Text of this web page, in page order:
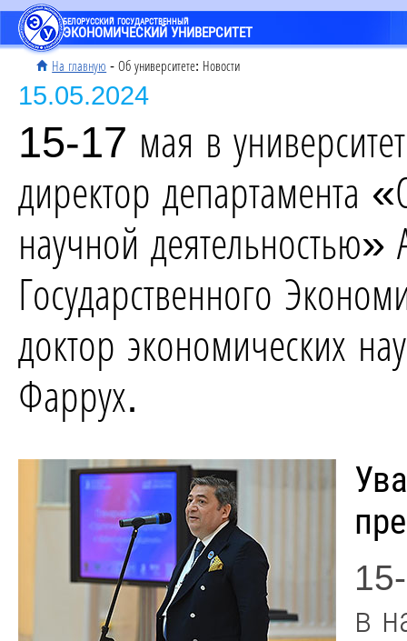
БЕЛОРУССКИЙ ГОСУДАРСТВЕННЫЙ
ЭКОНОМИЧЕСКИЙ УНИВЕРСИТЕТ
На главную - Об университете: Новости
15.05.2024
15-17 мая в
директор департамента
научной деятельностью»
Государственного
доктор экономических
Фаррух.
в